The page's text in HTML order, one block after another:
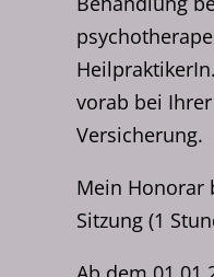
vorab bei
Versicherung.
Mein Honorar
Sitzung (1